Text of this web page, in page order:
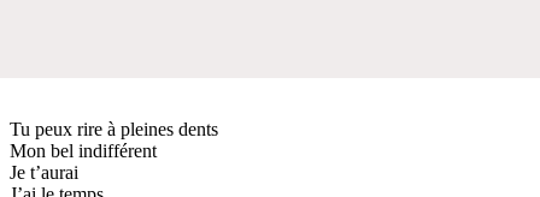
Tu peux rire à pleines dents
Mon bel indifférent
Je t’aurai